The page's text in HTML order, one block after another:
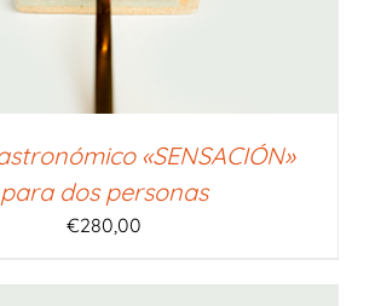
«SENSACIÓN»
para dos personas
€280,00